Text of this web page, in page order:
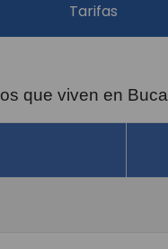
Tarifas
que viven en